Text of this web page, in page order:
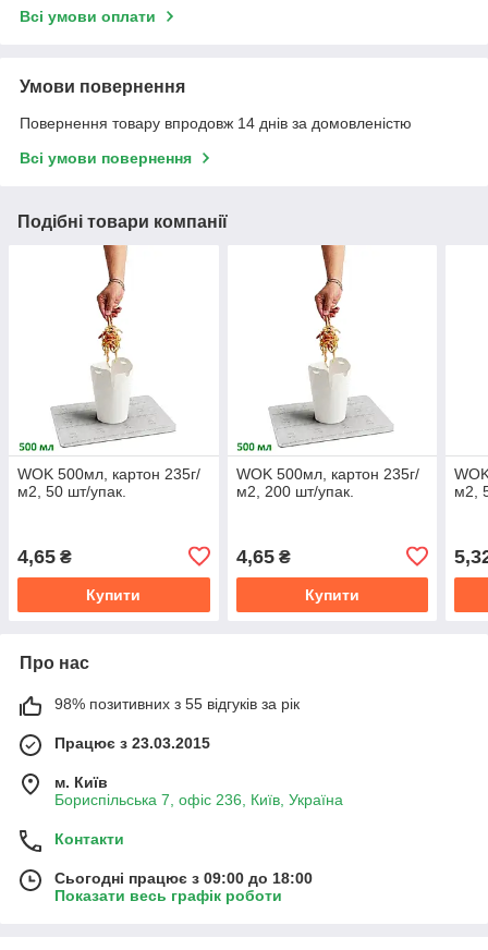
Всі умови оплати
Умови повернення
Повернення товару впродовж 14 днів за домовленістю
Всі умови повернення
Подібні товари компанії
WOK 500мл, картон 235г/
м2, 50 шт/упак.
4,65 ₴
Купити
WOK 500мл, картон 235г/
м2, 200 шт/упак.
4,65₴
Купити
м2,
Про нас
98% позитивних з 55 відгуків за рік
Працює з 23.03.2015
м. Київ
Бориспільська 7, офіс 236, Київ, Україна
Контакти
Сьогодні працює з 09:00 до 18:00
Показати весь графік роботи